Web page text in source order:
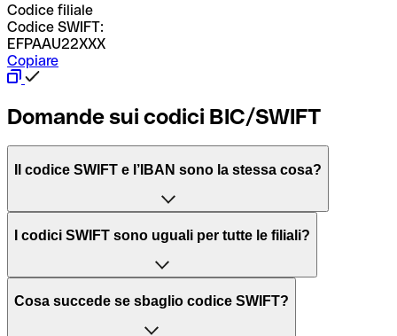
Codice filiale
Codice SWIFT:
EFPAAU22XXX
Copiare
Domande sui codici BIC/SWIFT
Il codice SWIFT e l’IBAN sono la stessa cosa?
L'acronimo SWIFT sta per “Society for Worldwide
per l’elaborazione dei pagamenti tra diversi Paesi.
Il BIC, invece, sta per “Bank Identifier Code” ed è una
I codici SWIFT sono uguali per tutte le filiali?
Dipende dalle banche. In alcuni casi le banche utilizzano
Cosa succede se sbaglio codice SWIFT?